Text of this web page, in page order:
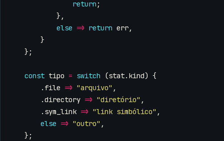
return ;
},
else => return err,
}
};
const tipo = switch (stat. kind) {
. file => "arquivo" ,
.directory => "diretório" ,
. sym_link => "link simbólico" ,
else => "outro" ,
};